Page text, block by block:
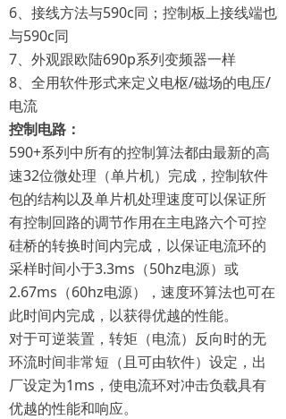
6、接线方法与590c同；控制板上接线端也
与590c同
7、外观跟欧陆690p系列变频器一样
8、全用软件形式来定义电枢/磁场的电压/
电流
控制电路：
590+系列中所有的控制算法都由最新的高
速32位微处理（单片机）完成，控制软件
包的结构以及单片机处理速度可以保证所
有控制回路的调节作用在主电路六个可控
硅桥的转换时间内完成，以保证电流环的
采样时间小于3.3ms（50hz电源）或
2.67ms（60hz电源），速度环算法也可在
此时间内完成，以获得优越的性能。
对于可逆装置，转矩（电流）反向时的无
环流时间非常短（且可由软件）设定，出
厂设定为1ms，使电流环对冲击负载具有
优越的性能和响应。